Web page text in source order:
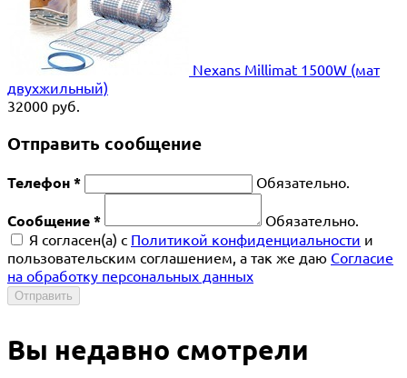
Nexans Millimat 1500W (мат
двухжильный)
32000 руб.
Отправить сообщение
Телефон * Обязательно.
Сообщение *
Обязательно.
Я согласен(a) с Политикой конфиденциальности и
пользовательским соглашением, а так же даю Согласие
на обработку персональных данных
Отправить
Вы недавно смотрели